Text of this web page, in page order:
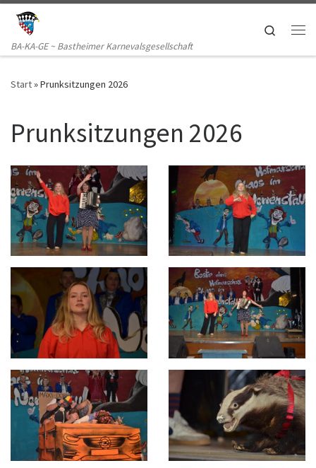
Zum Inhalt springen
BA-KA-GE ~ Bastheimer Karnevalsgesellschaft
Search
Start»Prunksitzungen 2026
Prunksitzungen 2026